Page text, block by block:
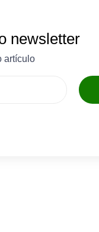
newsletter
artículo